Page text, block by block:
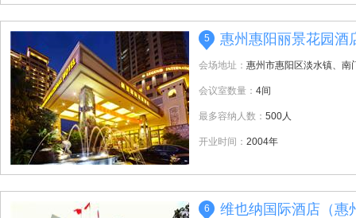
5 惠州惠阳丽景花园酒
会场地址： 惠州市惠阳区淡水镇、南
会议室数量： 4间
最多容纳人数： 500人
开业时间： 2004年
6 维也纳国际酒店（惠